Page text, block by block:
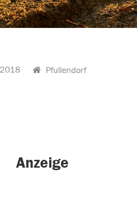
Pfullendorf
Anzeige